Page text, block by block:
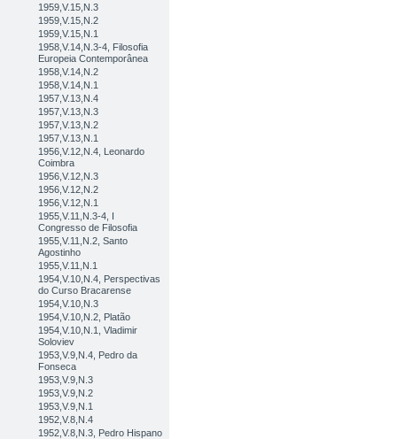
1959,V.15,N.3
1959,V.15,N.2
1959,V.15,N.1
1958,V.14,N.3-4, Filosofia
Europeia Contemporânea
1958,V.14,N.2
1958,V.14,N.1
1957,V.13,N.4
1957,V.13,N.3
1957,V.13,N.2
1957,V.13,N.1
1956,V.12,N.4, Leonardo
Coimbra
1956,V.12,N.3
1956,V.12,N.2
1956,V.12,N.1
1955,V.11,N.3-4, I
Congresso de Filosofia
1955,V.11,N.2, Santo
Agostinho
1955,V.11,N.1
1954,V.10,N.4, Perspectivas
do Curso Bracarense
1954,V.10,N.3
1954,V.10,N.2, Platão
1954,V.10,N.1, Vladimir
Soloviev
1953,V.9,N.4, Pedro da
Fonseca
1953,V.9,N.3
1953,V.9,N.2
1953,V.9,N.1
1952,V.8,N.4
1952,V.8,N.3, Pedro Hispano